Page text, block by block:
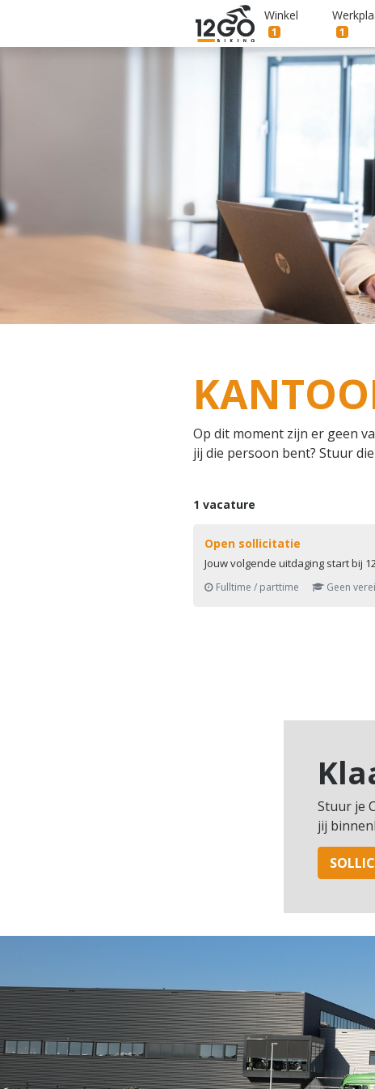
Winkel
1 1
Op dit moment zijn er geen
jij die persoon bent? Stuur
1 vacature
Open sollicitatie
Jouw volgende uitdaging start bij
Fulltime / parttime Geen
Stuur je
jij